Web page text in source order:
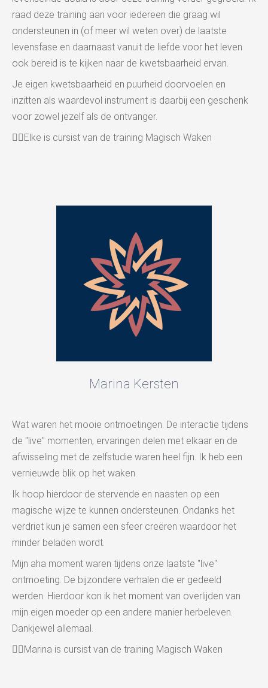
raad deze training aan voor iedereen die graag wil
ondersteunen in (of meer wil weten over) de laatste
levensfase en daarnaast vanuit de liefde voor het leven
ook bereid is te kijken naar de kwetsbaarheid ervan.
Je eigen kwetsbaarheid en puurheid doorvoelen en
inzitten als waardevol instrument is daarbij een geschenk
voor zowel jezelf als de ontvanger.
👉🏻Elke is cursist van de training Magisch Waken
Marina Kersten
Wat waren het mooie ontmoetingen. De interactie tijdens
de "live" momenten, ervaringen delen met elkaar en de
afwisseling met de zelfstudie waren heel fijn. Ik heb een
vernieuwde blik op het waken.
Ik hoop hierdoor de stervende en naasten op een
magische wijze te kunnen ondersteunen. Ondanks het
verdriet kun je samen een sfeer creëren waardoor het
minder beladen wordt.
Mijn aha moment waren tijdens onze laatste "live"
ontmoeting. De bijzondere verhalen die er gedeeld
werden. Hierdoor kon ik het moment van overlijden van
mijn eigen moeder op een andere manier herbeleven.
Dankjewel allemaal.
👉🏻Marina is cursist van de training Magisch Waken